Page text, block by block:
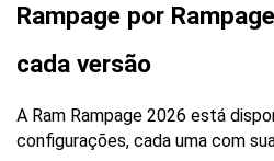
Rampage por
cada versão
A Ram Rampage 2026 está
configurações, cada uma com